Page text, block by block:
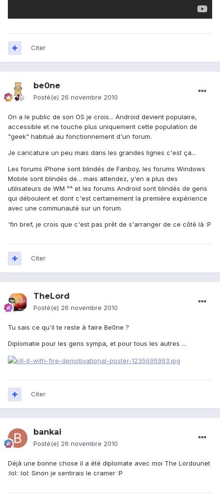
Citer
be0ne
Posté(e) 26 novembre 2010
On a le public de son OS je crois... Android devient populaire,
accessible et ne touche plus uniquement cette population de
"geek" habitué au fonctionnement d'un forum.
Je caricature un peu mais dans les grandes lignes c'est ça...
Les forums iPhone sont blindés de Fanboy, les forums Windows
Mobile sont blindés de... mais attendez, y'en a plus des
utilisateurs de WM ^^ et les forums Android sont blindés de gens
qui déboulent et dont c'est certainement la première expérience
avec une communauté sur un forum.
'fin bref, je crois que c'est pas prêt de s'arranger de ce côté là :P
Citer
TheLord
Posté(e) 26 novembre 2010
Tu sais ce qu'il te reste à faire Be0ne ?
Diplomatie pour les gens sympa, et pour tous les autres ...
Citer
bankai
Posté(e) 26 novembre 2010
Déjà une bonne chose il a été diplomate avec moi The Lordounet
:lol: :lol: Sinon je sentirais le cramer :P